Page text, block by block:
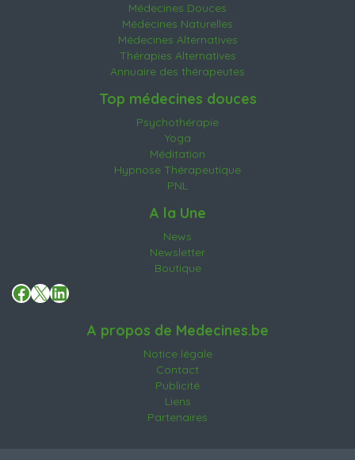
Médecines Douces
Médecines Naturelles
Médecines Alternatives
Thérapies Alternatives
Annuaire des thérapeutes
Top médecines douces
Psychothérapie
Yoga
Méditation
Hypnose Thérapeutique
PNL
A la Une
News
Newsletter
Boutique
Facebook
X LinkedIn
A propos de Medecines.be
Notice légale
Contact
Publicité
Liens
Partenaires